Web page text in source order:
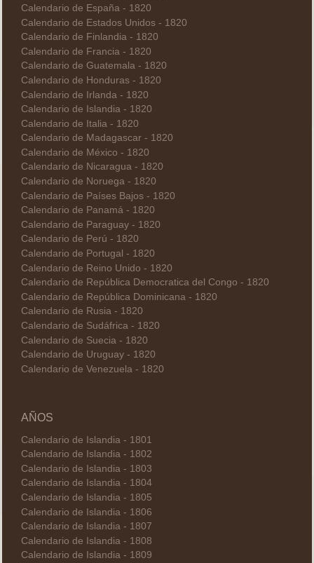
Calendario de España - 1820
Calendario de Estados Unidos - 1820
Calendario de Finlandia - 1820
Calendario de Francia - 1820
Calendario de Guatemala - 1820
Calendario de Honduras - 1820
Calendario de Irlanda - 1820
Calendario de Islandia - 1820
Calendario de Italia - 1820
Calendario de Madagascar - 1820
Calendario de México - 1820
Calendario de Nicaragua - 1820
Calendario de Noruega - 1820
Calendario de Países Bajos - 1820
Calendario de Panamá - 1820
Calendario de Paraguay - 1820
Calendario de Perú - 1820
Calendario de Portugal - 1820
Calendario de Reino Unido - 1820
Calendario de República Democratica del Congo - 1820
Calendario de República Dominicana - 1820
Calendario de Rusia - 1820
Calendario de Sudáfrica - 1820
Calendario de Suecia - 1820
Calendario de Uruguay - 1820
Calendario de Venezuela - 1820
AÑOS
Calendario de Islandia - 1801
Calendario de Islandia - 1802
Calendario de Islandia - 1803
Calendario de Islandia - 1804
Calendario de Islandia - 1805
Calendario de Islandia - 1806
Calendario de Islandia - 1807
Calendario de Islandia - 1808
Calendario de Islandia - 1809